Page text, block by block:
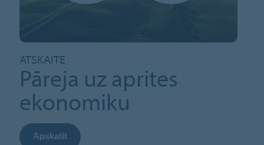
ATSKAITE
Pāreja uz aprites
ekonomiku
Apskatīt